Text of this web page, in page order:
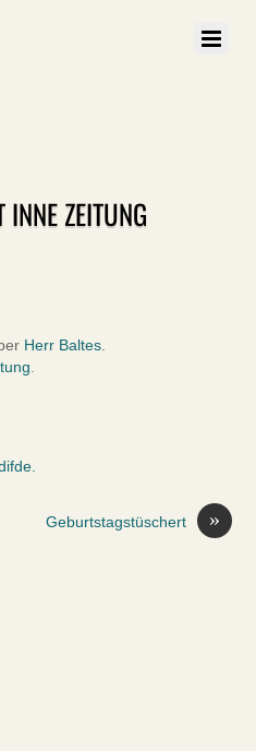
ZEITUNG
Herr Baltes
»
Geburtstagstüschert